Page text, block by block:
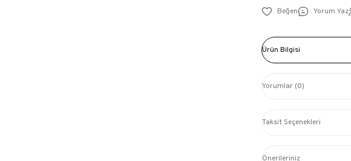
Yorum Yaz
Ürün Bilgisi
Yorumlar (0)
Taksit Seçenekleri
Önerileriniz